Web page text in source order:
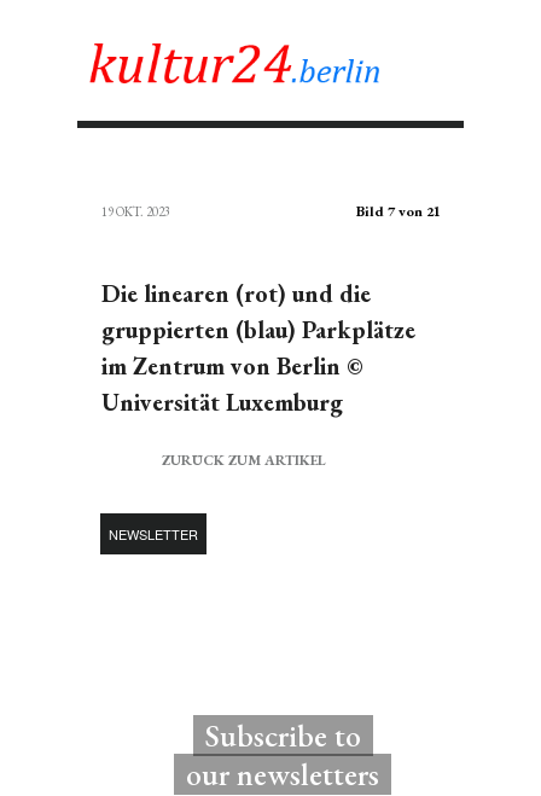
19 OKT. 2023 Bild 7 von 21
Die linearen (rot) und die
gruppierten (blau) Parkplätze
im Zentrum von Berlin ©
Universität Luxemburg
ZURÜCK ZUM ARTIKEL
NEWSLETTER
Subscribe to
our newsletters